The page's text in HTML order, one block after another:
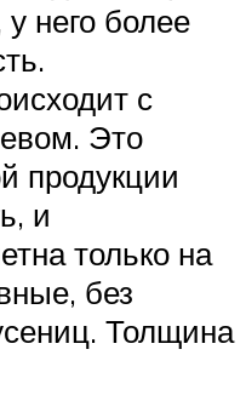
него более
с
Это
продукции
и
только на
без
Толщина